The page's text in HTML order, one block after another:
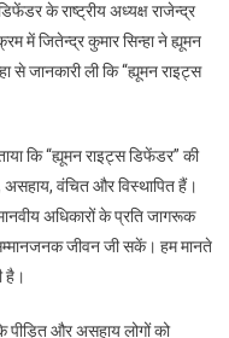
राष्ट्रीय अध्यक्ष से
वरिष्ठ पत्रकार ने ली
जानकारी
के राष्ट्रीय अध्यक्ष राजेन्द्र
में जितेन्द्र कुमार सिन्हा ने ह्यूमन
से जानकारी ली कि “ह्यूमन राइट्स
कि “ह्यूमन राइट्स डिफेंडर” की
असहाय, वंचित और विस्थापित हैं।
अधिकारों के प्रति जागरूक
जीवन जी सकें। हम मानते
है।
पीड़ित और असहाय लोगों को